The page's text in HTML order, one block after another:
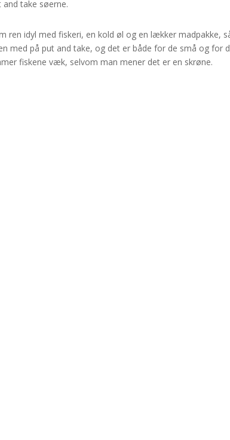
take søerne.
ren idyl med fiskeri, en kold øl og en lækker madpakke,
med på put and take, og det er både for de små og for
fiskene væk, selvom man mener det er en skrøne.